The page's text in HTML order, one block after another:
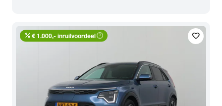
favorite
percent € 1.000,- inruilvoordeelhelp_outline